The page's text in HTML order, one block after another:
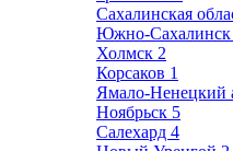
Сахалинская
Южно-Сахалинск
Холмск 2
Корсаков 1
Ямало-Ненецкий
Ноябрьск 5
Салехард 4